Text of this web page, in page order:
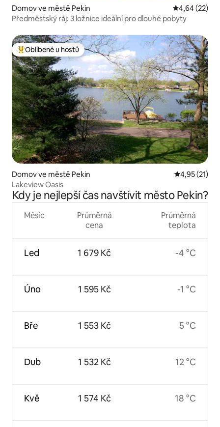
Domov ve městě Pekin Průměrné
4,64 (22)
Předměstský ráj: 3 ložnice ideální pro dlouhé pobyty
Nejlepší v kategorii Oblíbené u hostů
Oblíbené u hostů
Domov ve městě Pekin Průměrné
4,95 (21)
Lakeview Oasis
Kdy je nejlepší čas navštívit město Pekin?
Měsíc
Led
Úno
Bře
Dub
Kvě
Průměrná
cena
1 679 Kč
1 595 Kč
1 553 Kč
1 532 Kč
1 574 Kč
Průměrná
teplota
-4 °C
-1 °C
5 °C
12 °C
18 °C